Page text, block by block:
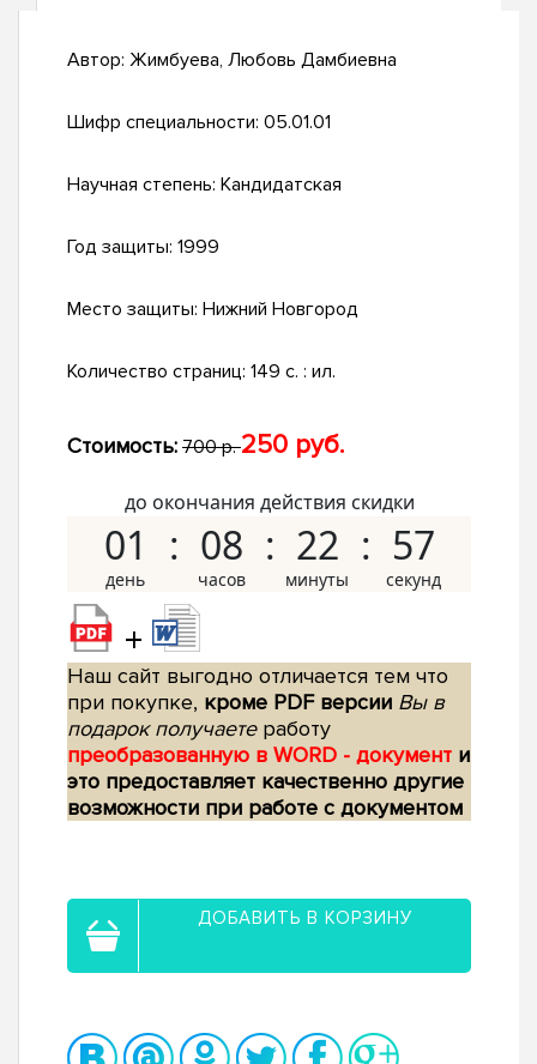
Автор: Жимбуева, Любовь Дамбиевна
Шифр специальности: 05.01.01
Научная степень: Кандидатская
Год защиты: 1999
Место защиты: Нижний Новгород
Количество страниц: 149 с. : ил.
Стоимость: 700 р.250 руб.
до окончания действия скидки
01 08 22 56
+
Наш сайт выгодно отличается тем что
при покупке, кроме PDF версии Вы в
подарок получаетеработу
преобразованную в WORD - документ и
это предоставляет качественно другие
возможности при работе с документом
ДОБАВИТЬ В КОРЗИНУ